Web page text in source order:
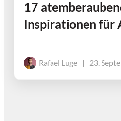
17
Inspirationen für
Rafael Luge | 23.